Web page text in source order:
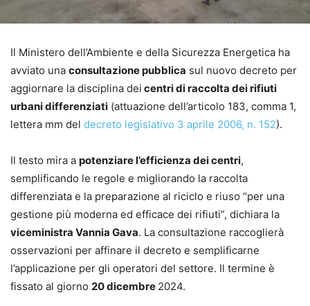
Il Ministero dell’Ambiente e della Sicurezza Energetica ha
avviato una consultazione pubblica sul nuovo decreto per
aggiornare la disciplina dei centri di raccolta dei rifiuti
urbani differenziati (attuazione dell’articolo 183, comma 1,
lettera mm del decreto legislativo 3 aprile 2006, n. 152).
Il testo mira a potenziare l’efficienza dei centri,
semplificando le regole e migliorando la raccolta
differenziata e la preparazione al riciclo e riuso “per una
gestione più moderna ed efficace dei rifiuti”, dichiara la
viceministra Vannia Gava. La consultazione raccoglierà
osservazioni per affinare il decreto e semplificarne
l’applicazione per gli operatori del settore. Il termine è
fissato al giorno 20 dicembre 2024.